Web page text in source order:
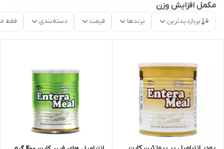
مکمل افزایش وزن
پربازدیدترین برندها قیمت دسته‌بندی فقط